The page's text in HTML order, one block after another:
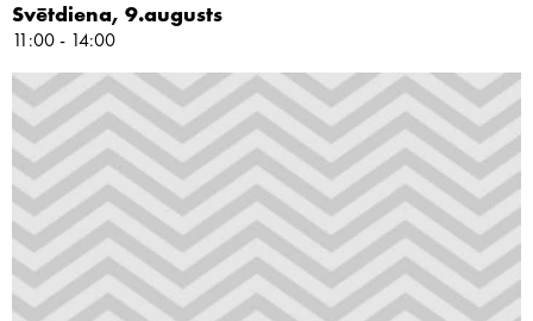
Svētdiena, 9.augusts
11:00 - 14:00